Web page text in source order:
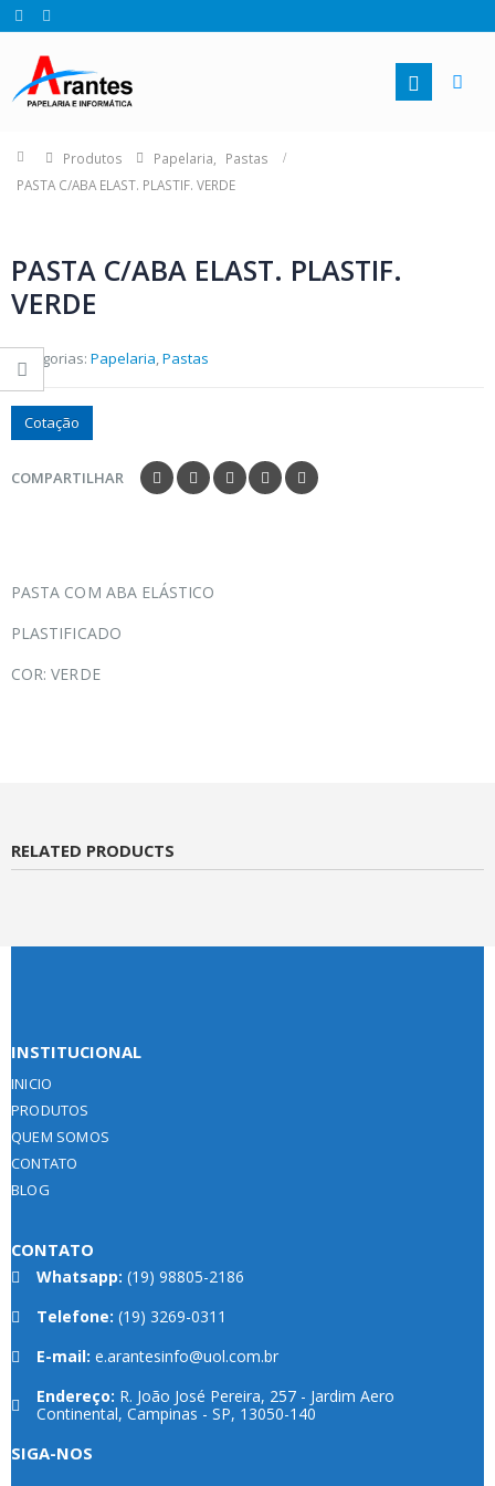
Produtos Papelaria
Pastas
PASTA C/ABA ELAST. PLASTIF. VERDE
PASTA C/ABA ELAST. PLASTIF.
VERDE
Categorias: Papelaria,Pastas
Cotação
COMPARTILHAR
PASTA COM ABA ELÁSTICO
PLASTIFICADO
COR: VERDE
RELATED PRODUCTS
INSTITUCIONAL
INICIO
PRODUTOS
QUEM SOMOS
CONTATO
BLOG
CONTATO
Whatsapp: (19) 98805-2186
Telefone: (19) 3269-0311
E-mail: e.arantesinfo@uol.com.br
Endereço: R. João José Pereira, 257 - Jardim Aero
Continental, Campinas - SP, 13050-140
SIGA-NOS